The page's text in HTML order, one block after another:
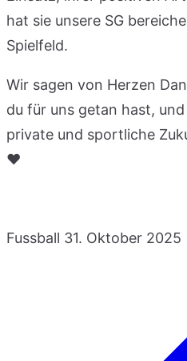
hat sie unsere SG
Spielfeld.
Wir sagen von Herzen
du für uns getan hast,
private und sportliche
❤️
Fussball 31. Oktober 2025